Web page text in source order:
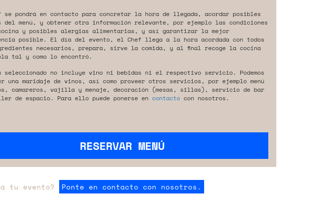
se pondrá en contacto para concretar la hora de llegada, acordar posibles
del menú, y obtener otra información relevante, por ejemplo las condiciones
y posibles alergias alimentarias, y así garantizar la mejor
posible. El día del evento, el Chef llega a la hora acordada con todos
necesarios, prepara, sirve la comida, y al final recoge la cocina
tal y como lo encontró.
seleccionado no incluye vino ni bebidas ni el respectivo servicio. Podemos
una maridaje de vinos, así como proveer otros servicios, por ejemplo menú
camareros, vajilla y menaje, decoración (mesas, sillas), servicio de bar
de espacio. Para ello puede ponerse en contactocon nosotros.
RESERVAR MENÚ
tu evento? Ponte en contacto con nosotros.